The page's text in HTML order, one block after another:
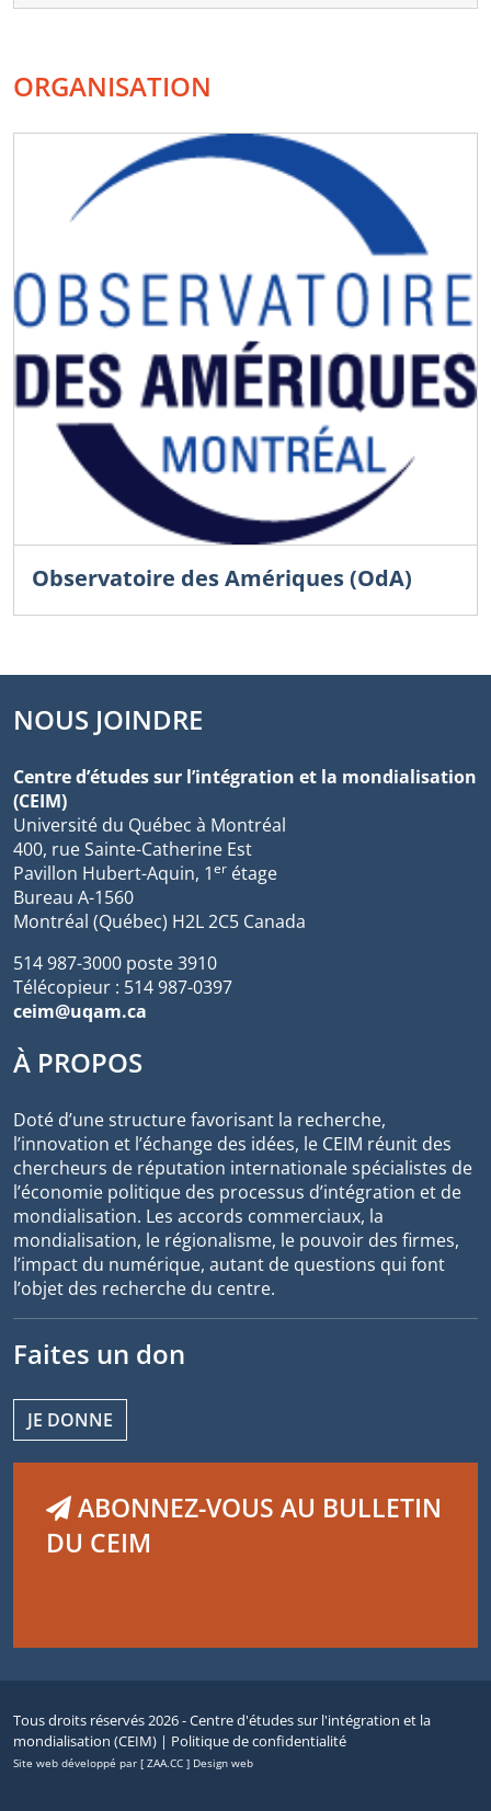
ORGANISATION
Observatoire des Amériques (OdA)
NOUS JOINDRE
Centre d’études sur l’intégration et la mondialisation
(CEIM)
Université du Québec à Montréal
400, rue Sainte-Catherine Est
Pavillon Hubert-Aquin, 1er étage
Bureau A-1560
Montréal (Québec) H2L 2C5 Canada
514 987-3000 poste 3910
Télécopieur : 514 987-0397
ceim@uqam.ca
À PROPOS
Doté d’une structure favorisant la recherche,
l’innovation et l’échange des idées, le CEIM réunit des
chercheurs de réputation internationale spécialistes de
l’économie politique des processus d’intégration et de
mondialisation. Les accords commerciaux, la
mondialisation, le régionalisme, le pouvoir des firmes,
l’impact du numérique, autant de questions qui font
l’objet des recherche du centre.
Faites un don
JE DONNE
ABONNEZ-VOUS AU BULLETIN
DU CEIM
Tous droits réservés 2026 - Centre d'études sur l'intégration et la
mondialisation (CEIM) | Politique de confidentialité
Site web développé par [ ZAA.CC ] Design web